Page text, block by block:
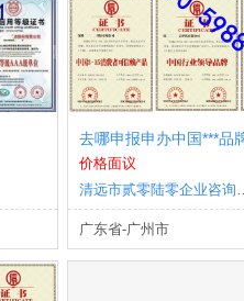
价格面议
清远市贰零
广东省-广州市